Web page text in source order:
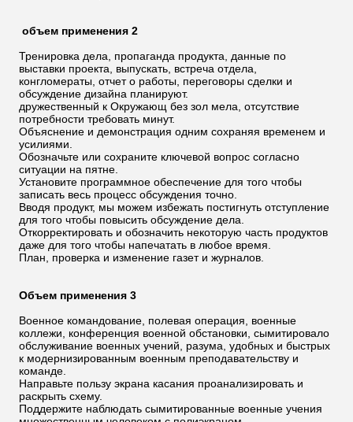
объем применения 2
Тренировка дела, пропаганда продукта, данные по
выставки проекта, выпускать, встреча отдела,
конгломераты, отчет о работы, переговоры сделки и
обсуждение дизайна планируют.
дружественный к Окружающ без зол мела, отсутствие
потребности требовать минут.
Объяснение и демонстрация одним сохраняя временем и
усилиями.
Обозначьте или сохраните ключевой вопрос согласно
ситуации на пятне.
Установите программное обеспечение для того чтобы
записать весь процесс обсуждения точно.
Вводя продукт, мы можем избежать постигнуть отступление
для того чтобы повысить обсуждение дела.
Откорректировать и обозначить некоторую часть продуктов
даже для того чтобы напечатать в любое время.
План, проверка и изменение газет и журналов.
Объем применения 3
Военное командование, полевая операция, военные
коллежи, конференция военной обстановки, сымитировало
обслуживание военных учений, разума, удобных и быстрых
к модернизированным военным преподавательству и
команде.
Направьте пользу экрана касания проанализировать и
раскрыть схему.
Поддержите наблюдать сымитированные военные учения